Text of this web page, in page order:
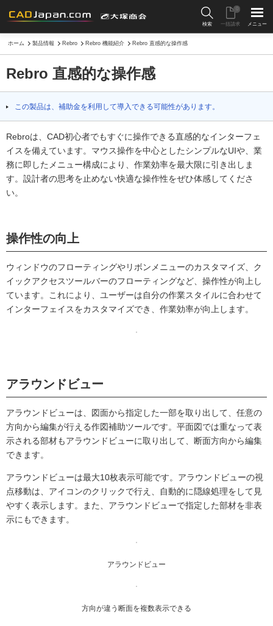
検索 一括請求
0
メニュー
ホーム 製品情報 Rebro Rebro 機能紹介 Rebro 直感的な操作感
Rebro 直感的な操作感
この製品は、補助金を利用して導入できる可能性があります。
Rebroは、CAD初心者でもすぐに操作できる直感的なインターフェ
イスを備えています。マウス操作を中心としたシンプルなUIや、業
務に即したメニュー構成により、作業効率を最大限に引き出しま
す。設計者の思考を止めない快適な操作性をぜひ体感してくださ
い。
操作性の向上
ウィンドウのフローティングやリボンメニューのカスタマイズ、ク
イックアクセスツールバーのフローティングなど、操作性が向上し
ています。これにより、ユーザーは自分の作業スタイルに合わせて
インターフェイスをカスタマイズでき、作業効率が向上します。
アラウンドビュー
アラウンドビューは、図面から指定した一部を取り出して、任意の
方向から編集が行える作図補助ツールです。平面図では重なって表
示される部材もアラウンドビューに取り出して、断面方向から編集
できます。
アラウンドビューは最大10枚表示可能です。アラウンドビューの視
点移動は、アイコンのクリックで行え、自動的に隠線処理をして見
やすく表示します。また、アラウンドビューで指定した部材を非表
示にもできます。
アラウンドビュー
方向が違う断面を複数表示できる